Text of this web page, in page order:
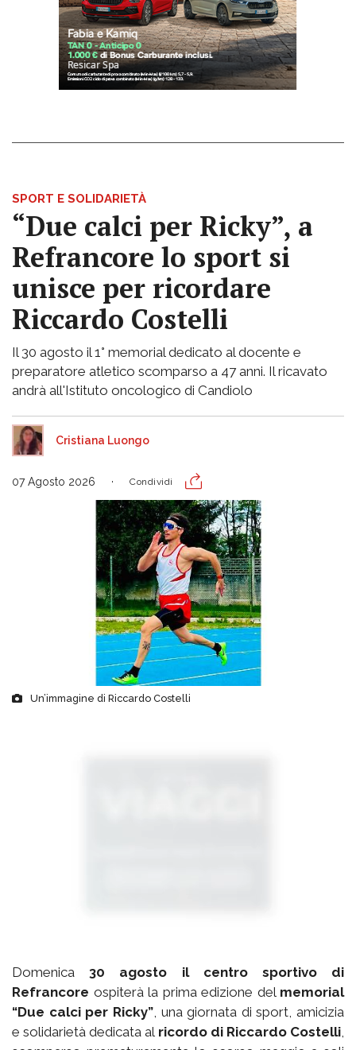
SPORT E SOLIDARIETÀ
“Due calci per Ricky”, a
Refrancore lo sport si
unisce per ricordare
Riccardo Costelli
Il 30 agosto il 1° memorial dedicato al docente e
preparatore atletico scomparso a 47 anni. Il ricavato
andrà all'Istituto oncologico di Candiolo
Cristiana Luongo
07 Agosto 2026 Condividi
Un’immagine di Riccardo Costelli
Domenica30 agosto il centro sportivo di
Refrancore ospiterà la prima edizione del memorial
“Due calci per Ricky”, una giornata di sport, amicizia
e solidarietà dedicata al ricordo di Riccardo Costelli,